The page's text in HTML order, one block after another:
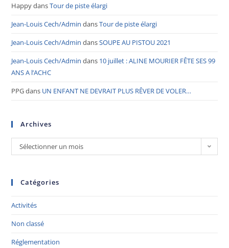
HappydansTour de piste élargi
Jean-Louis Cech/Admin dansTour de piste élargi
Jean-Louis Cech/Admin dansSOUPE AU PISTOU 2021
Jean-Louis Cech/Admin dans 10 juillet : ALINE MOURIER FÊTE SES 99
ANS A l’ACHC
PPGdans UN ENFANT NE DEVRAIT PLUS RÊVER DE VOLER…
Archives
Sélectionner un mois
Catégories
Activités
Non classé
Réglementation